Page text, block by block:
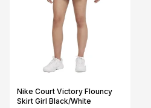
Nike Court Victory Flouncy
Skirt Girl Black/White